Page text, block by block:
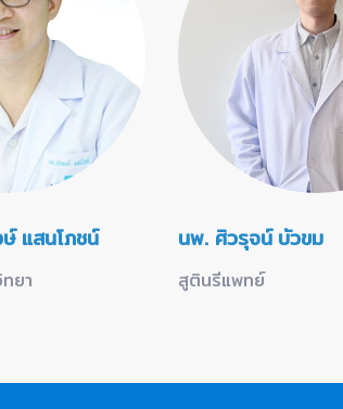
แสนโภชน์
ยา
นพ. ศิวรุจน์ บัวขม
สูตินรีแพทย์